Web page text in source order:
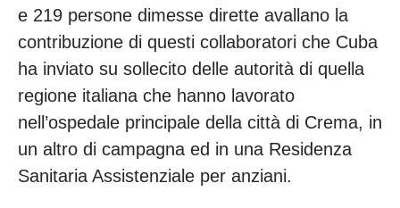
e 219 persone dimesse dirette avallano la
contribuzione di questi collaboratori che Cuba
ha inviato su sollecito delle autorità di quella
regione italiana che hanno lavorato
nell’ospedale principale della città di Crema, in
un altro di campagna ed in una Residenza
Sanitaria Assistenziale per anziani.